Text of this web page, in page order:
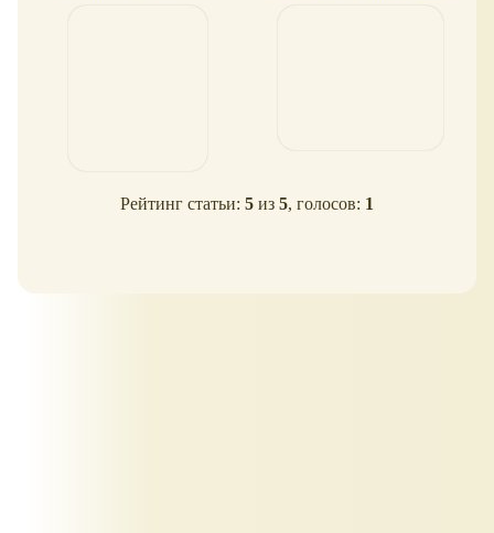
Рейтинг статьи: 5 из 5, голосов: 1